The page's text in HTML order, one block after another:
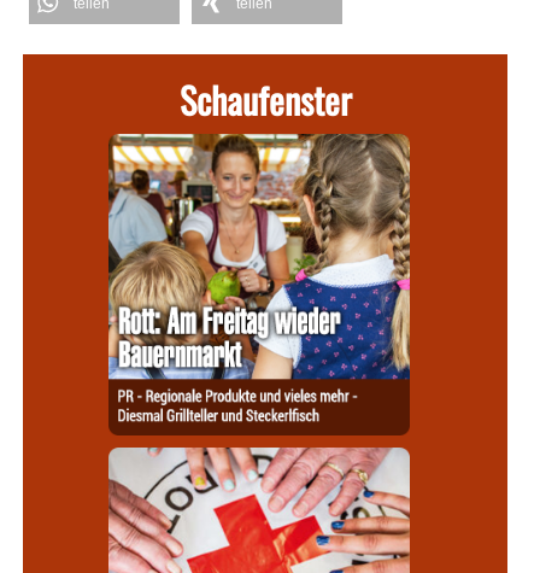
Schaufenster